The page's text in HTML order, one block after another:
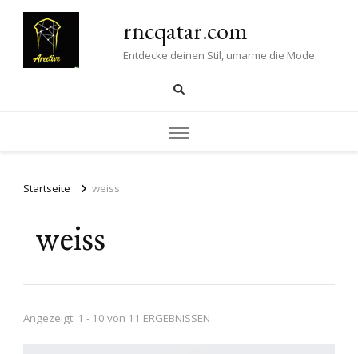
rncqatar.com
Entdecke deinen Stil, umarme die Mode.
Startseite weiss
weiss
Angezeigt: 1 - 10 von 11 ERGEBNISSEN